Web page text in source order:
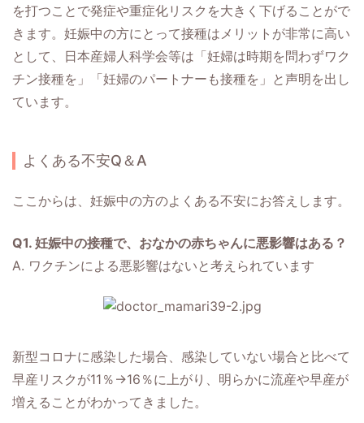
を打つことで発症や重症化リスクを大きく下げることがで
きます。妊娠中の方にとって接種はメリットが非常に高い
として、日本産婦人科学会等は「妊婦は時期を問わずワク
チン接種を」「妊婦のパートナーも接種を」と声明を出し
ています。
よくある不安Q＆A
ここからは、妊娠中の方のよくある不安にお答えします。
Q1. 妊娠中の接種で、おなかの赤ちゃんに悪影響はある？
A. ワクチンによる悪影響はないと考えられています
新型コロナに感染した場合、感染していない場合と比べて
早産リスクが11％→16％に上がり、明らかに流産や早産が
増えることがわかってきました。